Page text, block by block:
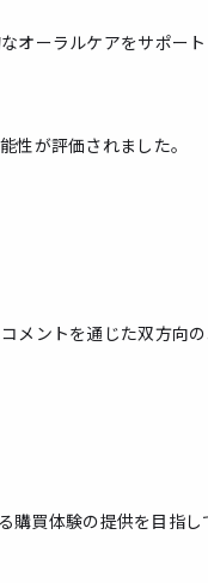
オーラルケアをサポー
性が評価されました。
メントを通じた双方向
購買体験の提供を目指し